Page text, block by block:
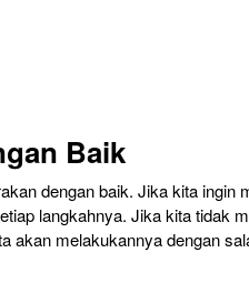
Baik
dengan baik. Jika kita ingin
langkahnya. Jika kita tidak
akan melakukannya dengan